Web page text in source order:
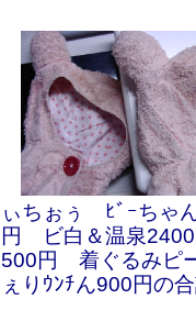
ぃちぉぅ ﾋﾞｰちゃ
円 ビ白＆温泉
500円 着ぐるみピ
ぇりｳﾝﾁん900円の